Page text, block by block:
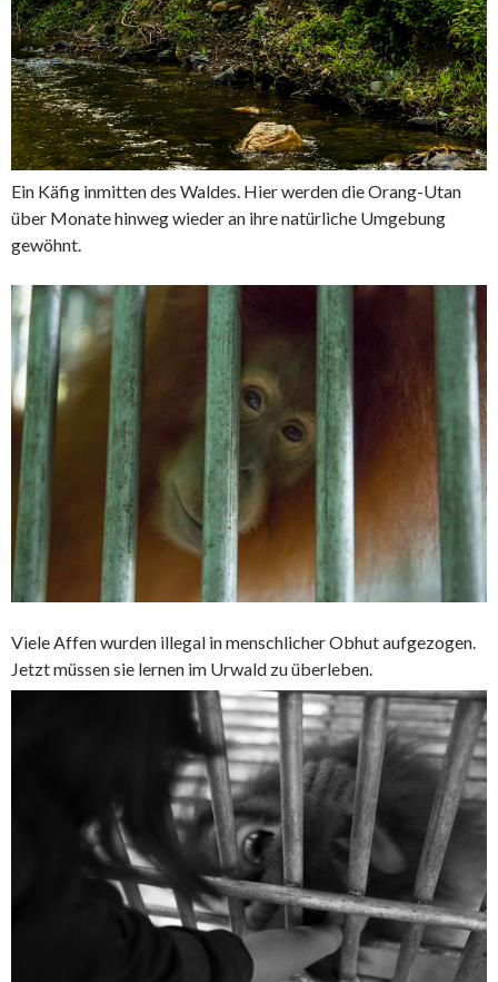
Ein Käfig inmitten des Waldes. Hier werden dieOrang-Utan
über Monate hinweg wieder an ihre natürliche Umgebung
gewöhnt.
Viele Affen wurden illegal in menschlicher Obhut aufgezogen.
Jetzt müssen sie lernen im Urwald zu überleben.